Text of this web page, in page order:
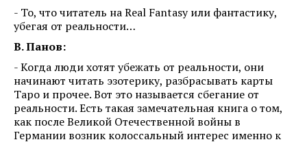
- То, что читатель на Real Fantasy или фантастику,
убегая от реальности…
В. Панов:
- Когда люди хотят убежать от реальности, они
начинают читать эзотерику, разбрасывать карты
Таро и прочее. Вот это называется сбегание от
реальности. Есть такая замечательная книга о том,
как после Великой Отечественной войны в
Германии возник колоссальный интерес именно к